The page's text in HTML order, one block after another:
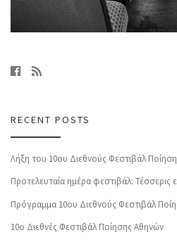
RECENT POSTS
Λήξη του 10ου Διεθνούς Φεστιβάλ
Προτελευταία ημέρα φεστιβάλ: Τέσσερις
Πρόγραμμα 10ου Διεθνούς Φεστιβάλ
10o Διεθνές Φεστιβάλ Ποίησης Αθηνών